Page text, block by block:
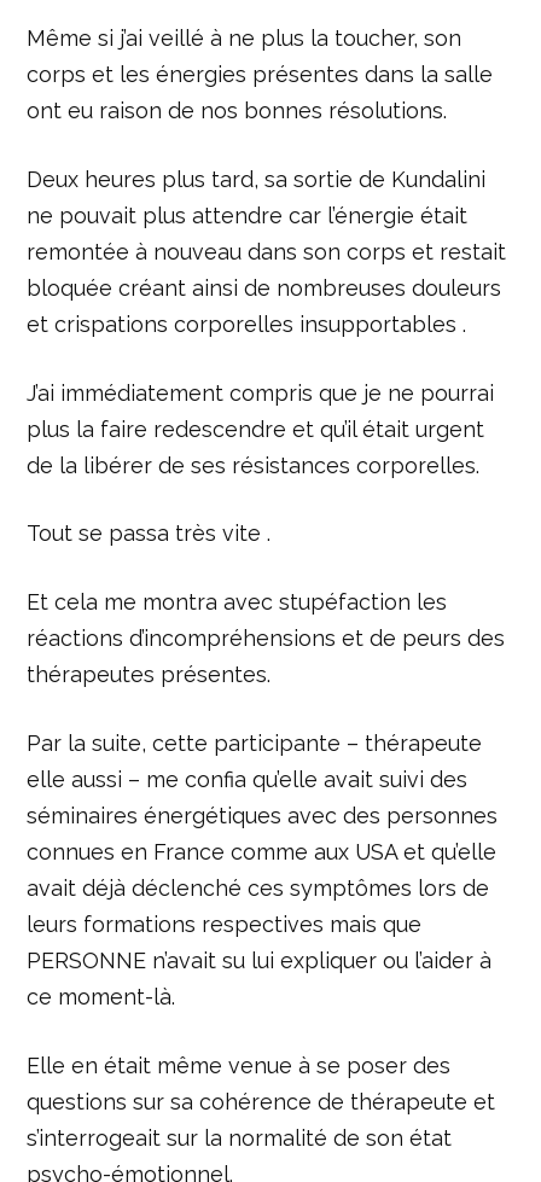
Même si j’ai veillé à ne plus la toucher, son
corps et les énergies présentes dans la salle
ont eu raison de nos bonnes résolutions.
Deux heures plus tard, sa sortie de Kundalini
ne pouvait plus attendre car l’énergie était
remontée à nouveau dans son corps et restait
bloquée créant ainsi de nombreuses douleurs
et crispations corporelles insupportables .
J’ai immédiatement compris que je ne pourrai
plus la faire redescendre et qu’il était urgent
de la libérer de ses résistances corporelles.
Tout se passa très vite .
Et cela me montra avec stupéfaction les
réactions d’incompréhensions et de peurs des
thérapeutes présentes.
Par la suite, cette participante – thérapeute
elle aussi – me confia qu’elle avait suivi des
séminaires énergétiques avec des personnes
connues en France comme aux USA et qu’elle
avait déjà déclenché ces symptômes lors de
leurs formations respectives mais que
PERSONNE n’avait su lui expliquer ou l’aider à
ce moment-là.
Elle en était même venue à se poser des
questions sur sa cohérence de thérapeute et
s’interrogeait sur la normalité de son état
psycho-émotionnel.